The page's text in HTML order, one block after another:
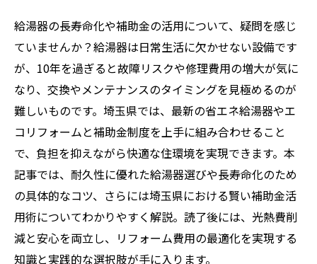
給湯器の長寿命化や補助金の活用について、疑問を感じ
ていませんか？給湯器は日常生活に欠かせない設備です
が、10年を過ぎると故障リスクや修理費用の増大が気に
なり、交換やメンテナンスのタイミングを見極めるのが
難しいものです。埼玉県では、最新の省エネ給湯器やエ
コリフォームと補助金制度を上手に組み合わせること
で、負担を抑えながら快適な住環境を実現できます。本
記事では、耐久性に優れた給湯器選びや長寿命化のため
の具体的なコツ、さらには埼玉県における賢い補助金活
用術についてわかりやすく解説。読了後には、光熱費削
減と安心を両立し、リフォーム費用の最適化を実現する
知識と実践的な選択肢が手に入ります。